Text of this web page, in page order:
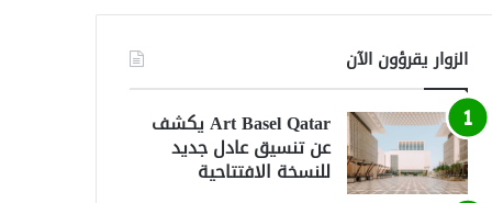
الزوار يقرؤون الآن
Art Basel Qatar يكشف
عن تنسيق عادل جديد
للنسخة الافتتاحية